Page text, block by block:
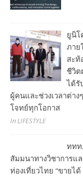
ยูนิโ
ภาย
สะท้
ชีวิต
ได้รั
ผู้คนและช่วงเวลาต่า
โจทย์ทุกโอกาส
In LIFESTYLE
ททท
สัมมนาทางวิชาการแ
ท่องเที่ยวไทย “ขายไ